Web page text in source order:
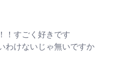
！すごく好きです
わけないじゃ無いですか